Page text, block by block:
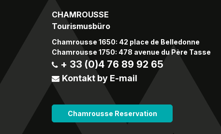
CHAMROUSSE
Tourismusbüro
Chamrousse 1650: 42 place de Belledonne
Chamrousse 1750: 478 avenue du Père Tasse
+ 33 (0)4 76 89 92 65
Kontakt by E-mail
Chamrousse Reservation